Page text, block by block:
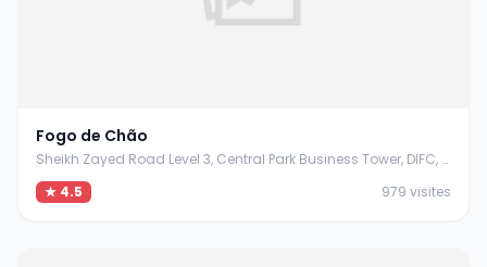
Fogo de Chão
Sheikh Zayed Road Level 3, Central Park Business Tower, DIFC, Dubaï Émirats arabes unis
★ 4.5
979 visites